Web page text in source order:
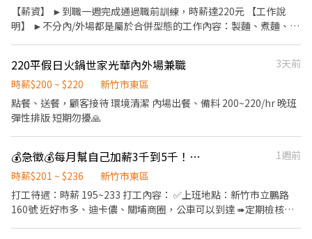
格，強調食品安全，顧客安心。不論是單獨一人、與家人一起、朋
友一起，皆可享受用餐的樂趣。
【薪資】 ►到職一週完成通過職前訓練，時薪達220元 【工作說
明】 ►不分內/外場都是屬於合併型態的工作內容：製麵、煮麵、製
時請於主管確認排班時間） 【薪資福利】 1. 提供員工餐 2. 國定假日
雙倍薪 3. 提供優秀同仁績效獎金 4. 久任獎金 5. 生日禮卷 6. 滿年資
享特休假 7.福委會福利補助 ★★多項福利歡迎您加入我們★★ 總是
提供好吃日式餐飲的公司 台灣東利多(丸亀製麵)
220平假日火鍋世家光華內外場兼職
3天前
時薪$200 ~ $220
新竹市東區
點餐、送餐，顧客接待 環境清潔 內場出餐、備料 200~220/hr 晚班
彈性排版 短期勿擾🙏
💰急徵💰每月幫自己加薪3千到5千！歡迎園區下班後來輕鬆打工喔！學生下課快來一起加入-摩斯漢堡新竹立鵬店誠徵晚班（廚房助手/收銀員）
1週前
時薪$201 ~ $236
新竹市東區
打工待遇：時薪 195~233 打工內容： ✅上班地點：新竹市立鵬路
160號 近好市多、迪卡儂、關埔商圈，公車可以到達 ➠定期檢核，